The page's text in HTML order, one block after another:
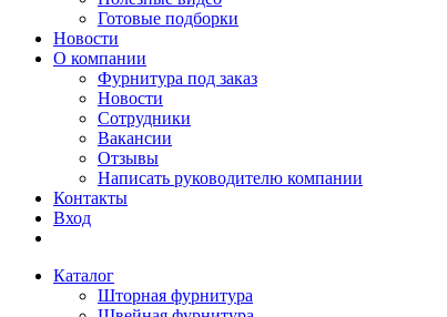
Готовые подборки
Новости
О компании
Фурнитура под заказ
Новости
Сотрудники
Вакансии
Отзывы
Написать руководителю компании
Контакты
Вход
Каталог
Шторная фурнитура